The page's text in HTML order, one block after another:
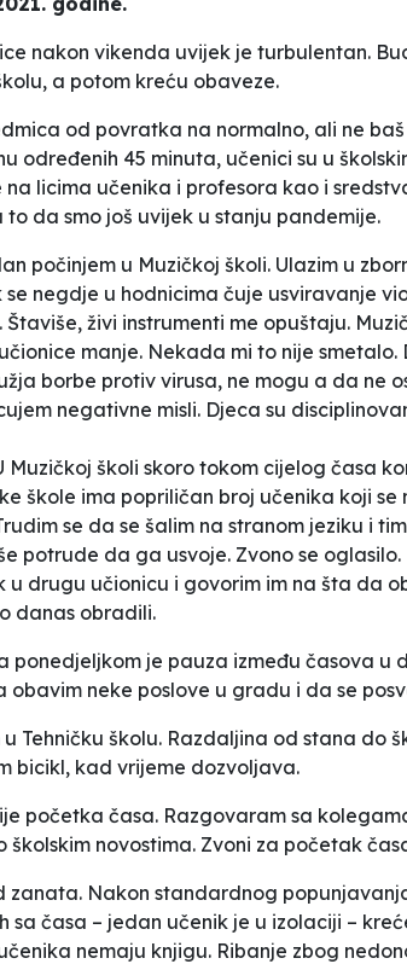
nakon vikenda uvijek je turbulentan.
a potom kreću obaveze.
od povratka na normalno, ali ne
određenih 45 minuta, učenici su u
na licima učenika i profesora kao i
da smo još uvijek u stanju pandemije.
počinjem u Muzičkoj školi. Ulazim u
negdje u hodnicima čuje usviravanje
Štaviše, živi instrumenti me opuštaju.
manje. Nekada mi to nije
borbe protiv virusa, ne mogu a da ne
negativne misli. Djeca su
Muzičkoj školi skoro tokom cijelog časa
škole ima popriličan broj učenika koji
se da se šalim na stranom jeziku i
potrude da ga usvoje. Zvono se
u drugu učionicu i govorim im na šta da
danas obradili.
ponedjeljkom je pauza između časova u
obavim neke poslove u gradu i da se
Tehničku školu. Razdaljina od stana do
bicikl, kad vrijeme dozvoljava.
početka časa. Razgovaram sa
školskim novostima. Zvoni za početak
zanata. Nakon standardnog
sa časa – jedan učenik je u izolaciji –
nemaju knjigu. Ribanje zbog